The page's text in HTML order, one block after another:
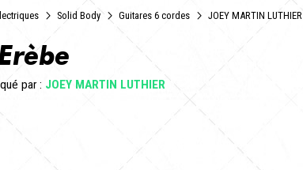
Solid Body Guitares 6 cordes JOEY MARTIN LUTHIER
par : JOEY MARTIN LUTHIER